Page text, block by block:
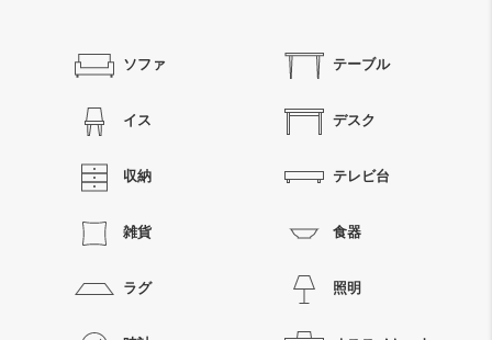
ソファ テーブル
イス デスク
収納 テレビ台
雑貨 食器
ラグ 照明